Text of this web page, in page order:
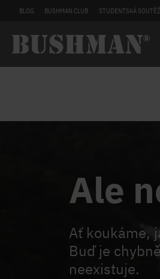
BLOG BUSHMAN CLUB STUDENTSKÁ
Ale
Ať koukáme,
Buď je
neexistuje.